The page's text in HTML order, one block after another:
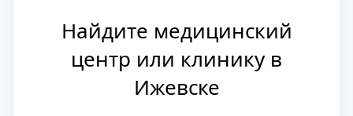
Найдите медицинский
центр или клинику в
Ижевске